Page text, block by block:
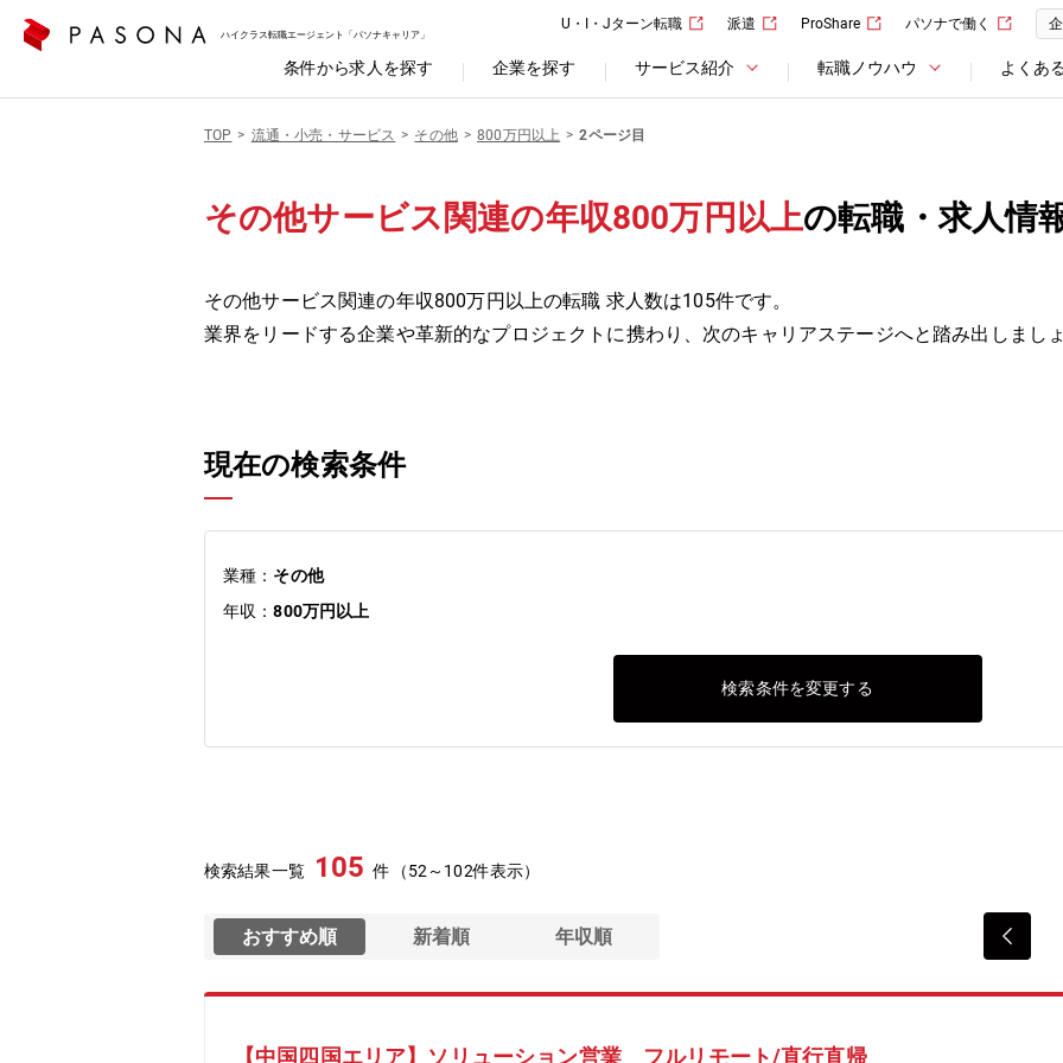
ハイクラス転職エージェント「パソナキャリア」
U・I・Jターン転職 派遣 ProShare パソナで働く
条件から求人を探す 企業を探す サービス紹介 転職ノウハウ よくあ
TOP 流通・小売・サービス その他 800万円以上 2ページ目
その他サービス関連の年収800万円以上の転職・求人情
その他サービス関連の年収800万円以上の転職 求人数は105件です。
業界をリードする企業や革新的なプロジェクトに携わり、次のキャリアステージへと踏み出しましょ
現在の検索条件
業種： その他
年収：800万円以上
検索条件を変更する
検索結果一覧 105 件（52～102件表示）
おすすめ順 新着順 年収順
【中国四国エリア】ソリューション営業 フルリモート/直行直帰